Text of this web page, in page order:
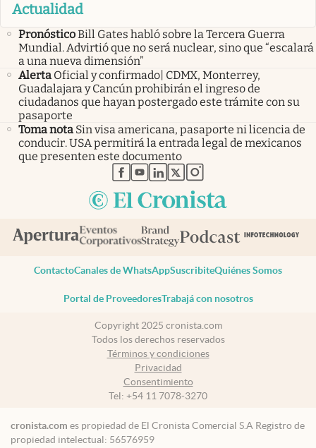
Actualidad
PronósticoBill Gates habló sobre la Tercera Guerra
Mundial. Advirtió que no será nuclear, sino que “escalará
a una nueva dimensión”
Alerta Oficial y confirmado| CDMX, Monterrey,
Guadalajara y Cancún prohibirán el ingreso de
ciudadanos que hayan postergado este trámite con su
pasaporte
Toma nota Sin visa americana, pasaporte ni licencia de
conducir. USA permitirá la entrada legal de mexicanos
que presenten este documento
abre en nueva pestaña
abre en nueva pestaña
abre en nueva pestaña
abre en nueva pestaña
abre en nueva pestaña
ContactoCanales de WhatsAppSuscribiteQuiénes Somos
Portal de ProveedoresTrabajá con nosotros
Copyright 2025 cronista.com
Todos los derechos reservados
Términos y condiciones
Privacidad
Consentimiento
Tel: +54 11 7078-3270
cronista.com es propiedad de El Cronista Comercial S.A Registro de
propiedad intelectual: 56576959